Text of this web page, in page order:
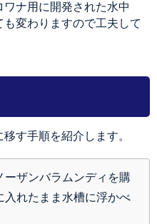
ナ用に開発された水中
変わりますので工夫して
す手順を紹介します。
ーザンバラムンディを購
入れたまま水槽に浮かべ